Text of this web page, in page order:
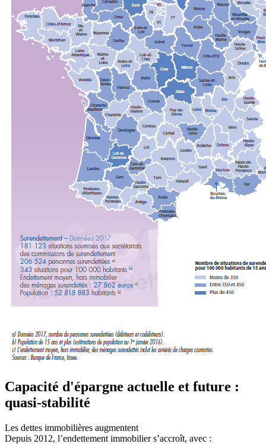
Capacité d'épargne actuelle et future :
quasi-stabilité
Les dettes immobilières augmentent
Depuis 2012, l’endettement immobilier s’accroît, avec :